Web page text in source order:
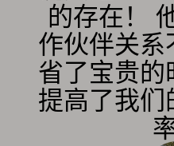
的存在！
作伙伴关
省了宝贵
提高了我